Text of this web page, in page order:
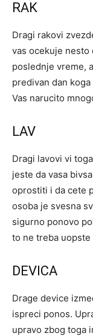
RAK
Dragi rakovi
vas ocekuje nesto
poslednje vreme,
predivan dan
Vas narucito
LAV
Dragi lavovi vi
jeste da vasa
oprostiti i da cete
osoba je svesna
sigurno ponovo
to ne treba uopste
DEVICA
Drage device
ispreci ponos.
upravo zbog toga